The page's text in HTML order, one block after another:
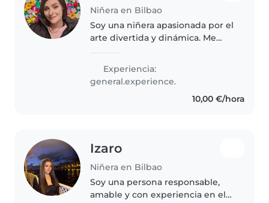
Niñera en Bilbao
Soy una niñera apasionada por el
arte divertida y dinámica. Me
intereses de los niños y que
dispongan de mi ayuda para
realizar cualquier tarea en..
Experiencia:
general.experience.
10,00 €/hora
Izaro
Niñera en Bilbao
Soy una persona responsable,
amable y con experiencia en el